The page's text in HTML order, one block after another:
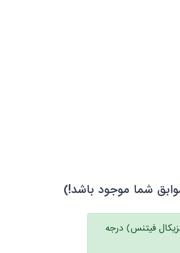
شما موجود باشد!)
فیتنس) درجه